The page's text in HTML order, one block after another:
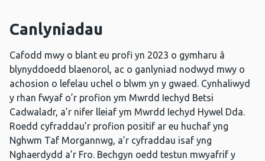
Canlyniadau
Cafodd mwy o blant eu profi yn 2023 o gymharu â
blynyddoedd blaenorol, ac o ganlyniad nodwyd mwy o
achosion o lefelau uchel o blwm yn y gwaed. Cynhaliwyd
y rhan fwyaf o’r profion ym Mwrdd Iechyd Betsi
Cadwaladr, a’r nifer lleiaf ym Mwrdd Iechyd Hywel Dda.
Roedd cyfraddau’r profion positif ar eu huchaf yng
Nghwm Taf Morgannwg, a’r cyfraddau isaf yng
Nghaerdydd a’r Fro. Bechgyn oedd testun mwyafrif y